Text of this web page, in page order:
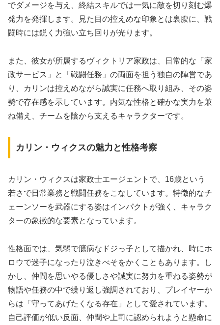
でダメージを与え、終結スキルでは一気に敵を切り刻む爆
発力を発揮します。見た目の控えめな印象とは裏腹に、戦
闘時には鋭く力強い立ち回りが光ります。
また、彼女が所属するヴィクトリア家政は、日常的な「家
政サービス」と「戦闘任務」の両面を担う独自の陣営であ
り、カリンは控えめながら誠実に任務へ取り組み、その姿
勢で存在感を示しています。内気な性格と確かな実力を兼
ね備え、チームを陰から支えるキャラクターです。
カリン・ウィクスの魅力と性格考察
カリン・ウィクスは家政士エージェントで、16歳という
若さで日常業務と戦闘任務をこなしています。特徴的なチ
ェーンソーを武器にする姿はインパクトが強く、キャラク
ターの象徴的な要素となっています。
性格面では、気弱で臆病なドジっ子として描かれ、時にホ
ロウで迷子になったり泣きべそをかくこともあります。し
かし、仲間を思いやる優しさや誠実に努力を重ねる姿勢が
物語や任務の中で繰り返し強調されており、プレイヤーか
らは「守ってあげたくなる存在」として愛されています。
自己評価が低い反面、仲間や上司に認められようと懸命に